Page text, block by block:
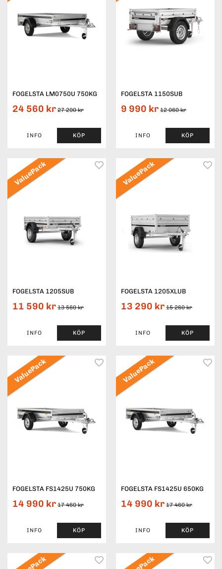
FOGELSTA LM0750U 750KG
24 560 kr 27 290 kr
INFO KÖP
FOGELSTA 1150SUB
9 990 kr 12 060 kr
INFO KÖP
ValuePack
FOGELSTA 1205SUB
11 590 kr 13 560 kr
INFO KÖP
ValuePack
FOGELSTA 1205XLUB
13 290 kr 15 260 kr
INFO KÖP
ValuePack
FOGELSTA FS1425U 750KG
14 990 kr 17 460 kr
INFO KÖP
ValuePack
FOGELSTA FS1425U 650KG
14 990 kr 17 460 kr
INFO KÖP